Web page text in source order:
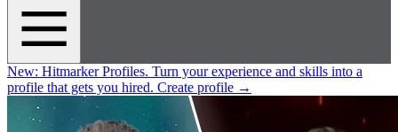
New: Hitmarker Profiles. Turn your experience and skills into a
profile that gets you hired. Create profile →